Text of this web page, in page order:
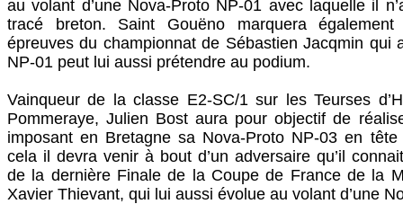
au volant d’une Nova-Proto NP-01 avec laquelle il
tracé breton. Saint Gouëno marquera
épreuves du championnat de Sébastien Jacqmin qui
NP-01 peut lui aussi prétendre au podium.
Vainqueur de la classe E2-SC/1 sur les Teurses
Pommeraye, Julien Bost aura pour objectif de
imposant en Bretagne sa Nova-Proto NP-03 en
cela il devra venir à bout d’un adversaire qu’il
de la dernière Finale de la Coupe de France de la
Xavier Thievant, qui lui aussi évolue au volant d’une